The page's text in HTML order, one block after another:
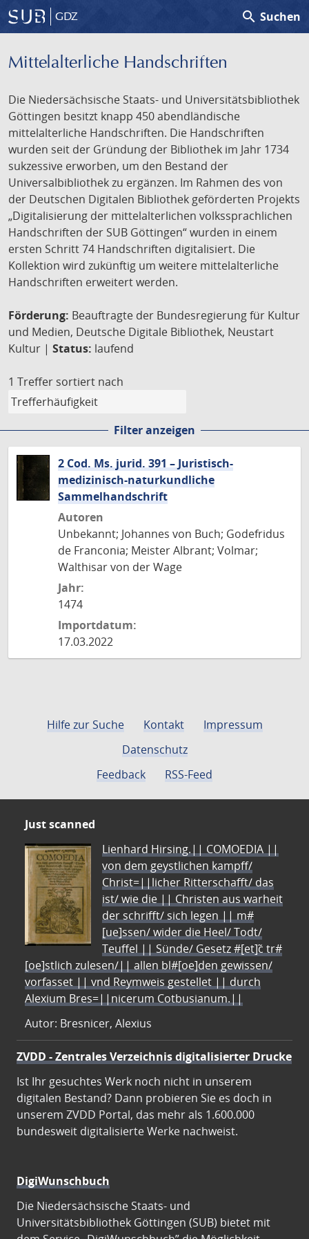
GDZ search Suchen
Mittelalterliche Handschriften
Die Niedersächsische Staats- und Universitätsbibliothek
Göttingen besitzt knapp 450 abendländische
mittelalterliche Handschriften. Die Handschriften
wurden seit der Gründung der Bibliothek im Jahr 1734
sukzessive erworben, um den Bestand der
Universalbibliothek zu ergänzen. Im Rahmen des von
der Deutschen Digitalen Bibliothek geförderten Projekts
„Digitalisierung der mittelalterlichen volkssprachlichen
Handschriften der SUB Göttingen“ wurden in einem
ersten Schritt 74 Handschriften digitalisiert. Die
Kollektion wird zukünftig um weitere mittelalterliche
Handschriften erweitert werden.
Förderung: Beauftragte der Bundesregierung für Kultur
und Medien, Deutsche Digitale Bibliothek, Neustart
Kultur | Status: laufend
1 Treffer sortiert nach
Filter anzeigen
2 Cod. Ms. jurid. 391 – Juristisch-
medizinisch-naturkundliche
Sammelhandschrift
Autoren
Unbekannt; Johannes von Buch; Godefridus
de Franconia; Meister Albrant; Volmar;
Walthisar von der Wage
Jahr:
1474
Importdatum:
17.03.2022
Hilfe zur Suche Kontakt
Impressum
Datenschutz
Feedback
RSS-Feed
Just scanned
Lienhard Hirsing.|| COMOEDIA ||
von dem geystlichen kampff/
Christ=||licher Ritterschafft/ das
ist/ wie die || Christen aus warheit
der schrifft/ sich legen || m#
[ue]ssen/ wider die Heel/ Todt/
Teuffel || Sünde/ Gesetz #[et]c̃ tr#
[oe]stlich zulesen/|| allen bl#[oe]den gewissen/
vorfasset || vnd Reymweis gestellet || durch
Alexium Bres=||nicerum Cotbusianum.||
Autor: Bresnicer, Alexius
ZVDD - Zentrales Verzeichnis digitalisierter Drucke
Ist Ihr gesuchtes Werk noch nicht in unserem
digitalen Bestand? Dann probieren Sie es doch in
unserem ZVDD Portal, das mehr als 1.600.000
bundesweit digitalisierte Werke nachweist.
DigiWunschbuch
Die Niedersächsische Staats- und
Universitätsbibliothek Göttingen (SUB) bietet mit